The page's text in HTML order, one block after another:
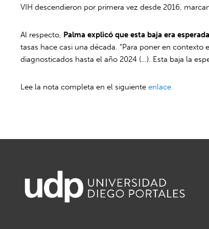
VIH descendieron por primera vez desde 2016,
Al respecto, Palma explicó que esta baja era
tasas hace casi una década. “Para poner en
diagnosticados hasta el año 2024 (…). Esta baja la
Lee la nota completa en el siguienteenlace.